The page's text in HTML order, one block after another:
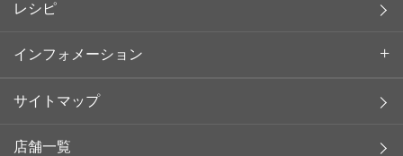
レシピ
インフォメーション
サイトマップ
店舗一覧